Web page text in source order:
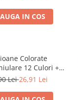
IN COS
Colorate
12 Culori +
Eco Faber-Castell
Lei26,91 Lei